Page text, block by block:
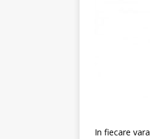
In fiecare